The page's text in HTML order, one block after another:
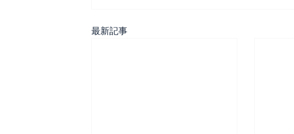
最新記事